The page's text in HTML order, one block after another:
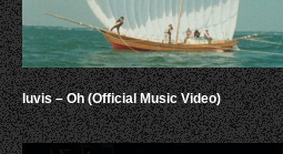
luvis – Oh (Official Music Video)